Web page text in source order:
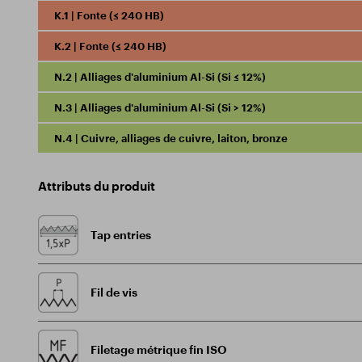
K.1 | Fonte (≤ 240 HB)
K.2 | Fonte (≤ 240 HB)
N.2 | Alliages d'aluminium Al-Si (Si ≤ 12%)
N.3 | Alliages d'aluminium Al-Si (Si > 12%)
N.4 | Cuivre, alliages de cuivre, laiton, bronze
Attributs du produit
Tap entries
Fil de vis
Filetage métrique fin ISO